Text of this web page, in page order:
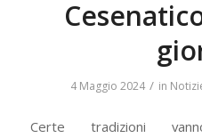
4 Maggio 2024 / in
Certe tradizioni